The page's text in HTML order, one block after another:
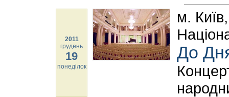
2011
грудень
19
понеділок
м.
До